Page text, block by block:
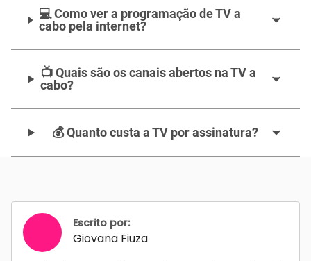
💻 Como ver a programação de TV a
cabo pela internet?
📺 Quais são os canais abertos na TV a
cabo?
💰 Quanto custa a TV por assinatura?
Escrito por:
Giovana Fiuza